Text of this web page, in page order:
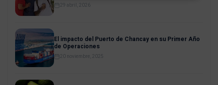
29 abril, 2026
El impacto del Puerto de Chancay en su Primer Año
de Operaciones
20 noviembre, 2025